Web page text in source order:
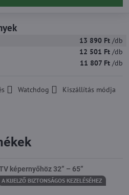
13 890 Ft /db
12 501 Ft /db
11 807 Ft /db
Watchdog
Kiszállítás módja
képernyőhöz 32” – 65”
A KIJELZŐ BIZTONSÁGOS KEZELÉSÉHEZ